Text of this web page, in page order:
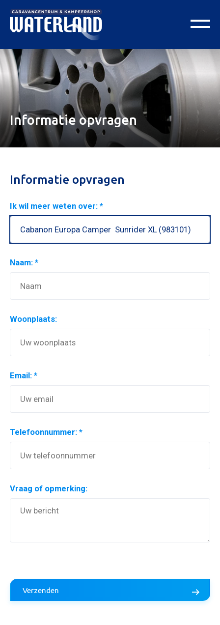
Aanvraag inruilvoorstel
Informatie opvragen
Informatie opvragen
Ik wil meer weten over: *
Naam: *
Woonplaats:
Email: *
Telefoonnummer: *
Vraag of opmerking:
Verzenden